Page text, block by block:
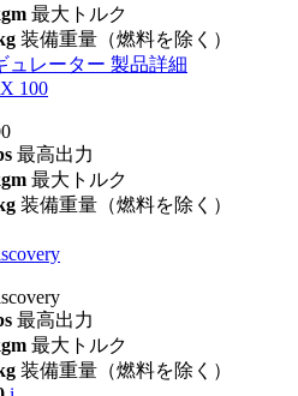
最大トルク
装備重量（燃料を除く）
ュレーター 製品詳細
100
最高出力
最大トルク
装備重量（燃料を除く）
最高出力
最大トルク
装備重量（燃料を除く）